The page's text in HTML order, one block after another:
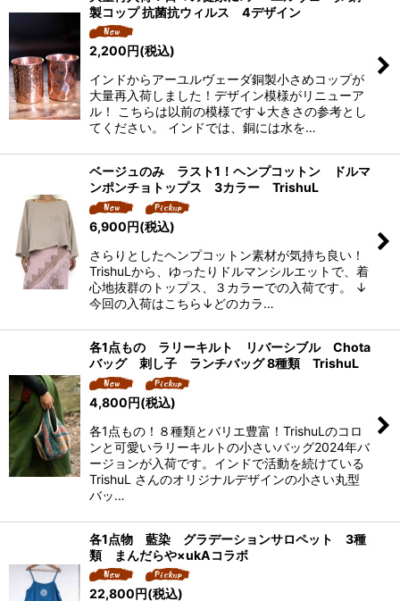
製コップ 抗菌抗ウィルス 4デザイン
2,200円(税込)
インドからアーユルヴェーダ銅製小さめコップが
大量再入荷しました！デザイン模様がリニューア
ル！ こちらは以前の模様です↓大きさの参考とし
てください。 インドでは、銅には水を…
ベージュのみ ラスト1！ヘンプコットン ドルマ
ンポンチョトップス 3カラー TrishuL
6,900円(税込)
さらりとしたヘンプコットン素材が気持ち良い！
TrishuLから、ゆったりドルマンシルエットで、着
心地抜群のトップス、３カラーでの入荷です。 ↓
今回の入荷はこちら↓どのカラ…
各1点もの ラリーキルト リバーシブル Chota
バッグ 刺し子 ランチバッグ 8種類 TrishuL
4,800円(税込)
各1点もの！８種類とバリエ豊富！TrishuLのコロ
ンと可愛いラリーキルトの小さいバッグ2024年バ
ージョンが入荷です。インドで活動を続けている
TrishuL さんのオリジナルデザインの小さい丸型
バッ…
各1点物 藍染 グラデーションサロペット 3種
類 まんだらや×ukAコラボ
22,800円(税込)